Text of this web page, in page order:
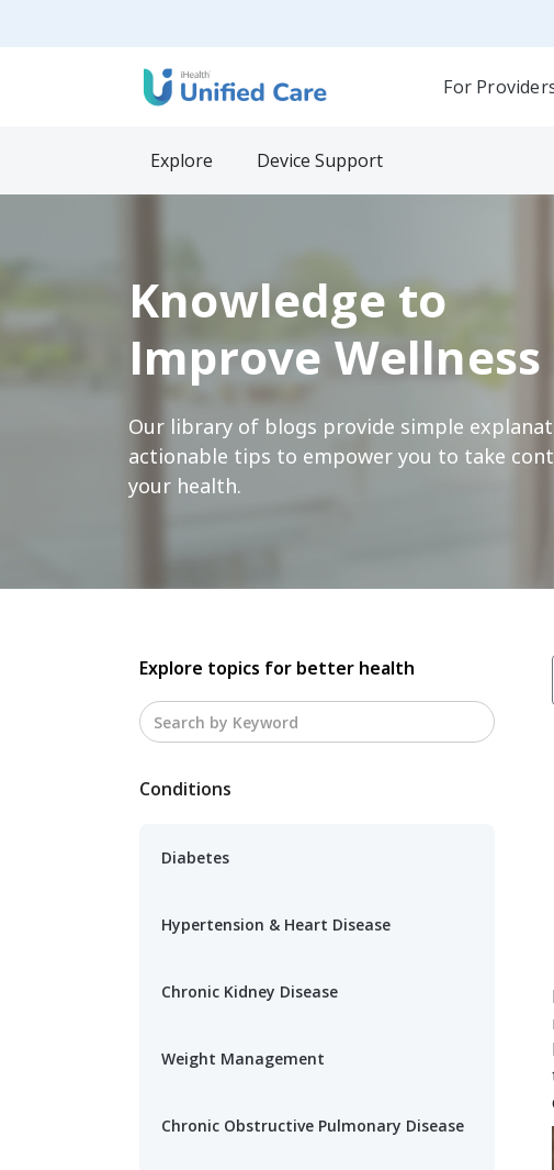
For
Explore Device Support
Knowledge to
Improve Wellness
Our library of blogs provide simple
actionable tips to empower you to take
your health.
Explore topics for better health
Conditions
Diabetes
Hypertension & Heart Disease
Chronic Kidney Disease
Weight Management
Chronic Obstructive Pulmonary Disease